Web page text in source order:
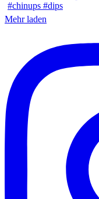
Mehr laden